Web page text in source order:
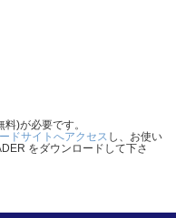
)が必要です。
ドサイトへアクセス し、お使い
をダウンロードして下さ